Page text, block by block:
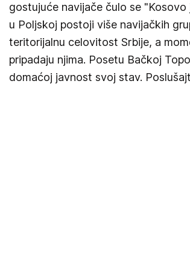
gostujuće navijače čulo se
u Poljskoj postoji više navijačkih
teritorijalnu celovitost Srbije, a
pripadaju njima. Posetu Bačkoj
domaćoj javnost svoj stav.